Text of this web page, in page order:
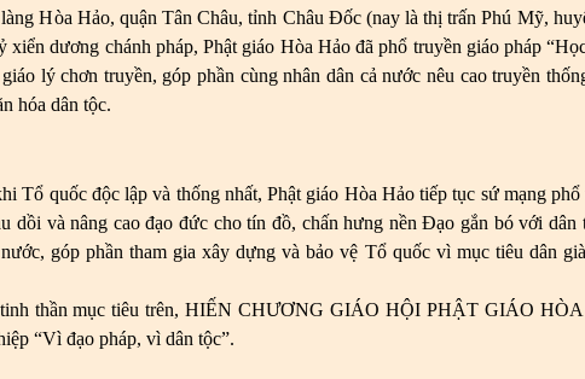
Hòa Hảo, quận Tân Châu, tỉnh Châu Đốc (nay là thị trấn Phú Mỹ,
xiển dương chánh pháp, Phật giáo Hòa Hảo đã phổ truyền giáo pháp
lý chơn truyền, góp phần cùng nhân dân cả nước nêu cao truyền
hóa dân tộc.
Tổ quốc độc lập và thống nhất, Phật giáo Hòa Hảo tiếp tục sứ mạng
dồi và nâng cao đạo đức cho tín đồ, chấn hưng nền Đạo gắn bó với
góp phần tham gia xây dựng và bảo vệ Tổ quốc vì mục tiêu dân
thần mục tiêu trên, HIẾN CHƯƠNG GIÁO HỘI PHẬT GIÁO HÒA
“Vì đạo pháp, vì dân tộc”.